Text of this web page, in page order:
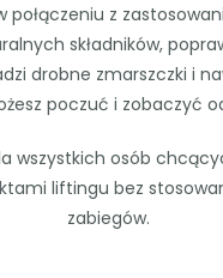
połączeniu z
składników,
drobne zmarszczki i
poczuć i zobaczyć
wszystkich osób
liftingu bez
zabiegów.